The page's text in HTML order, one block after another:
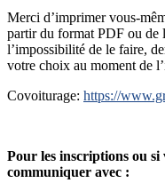
Merci d’imprimer vous-
partir du format PDF ou
l’impossibilité de le faire,
votre choix au moment de
Covoiturage: https://
Pour les inscriptions ou si
communiquer avec :